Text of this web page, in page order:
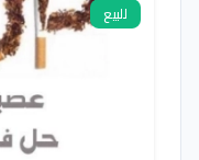
للبيع